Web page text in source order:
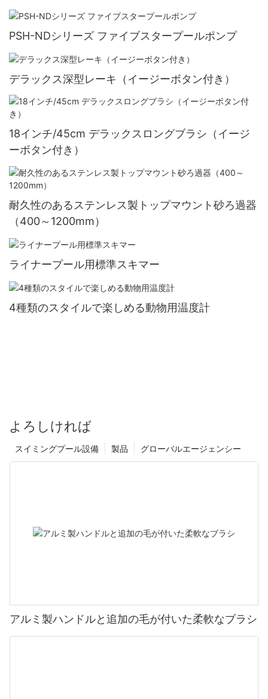
PSH-NDシリーズ ファイブスタープールポンプ
デラックス深型レーキ（イージーボタン付き）
18インチ/45cm デラックスロングブラシ（イージ
ーボタン付き）
耐久性のあるステンレス製トップマウント砂ろ過器
（400～1200mm）
ライナープール用標準スキマー
4種類のスタイルで楽しめる動物用温度計
よろしければ
グローバルエージェンシー
製品
スイミングプール設備
アルミ製ハンドルと追加の毛が付いた柔軟なブラシ